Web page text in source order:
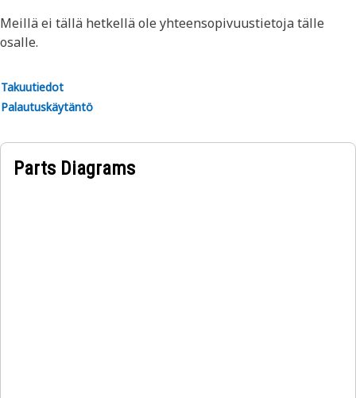
Meillä ei tällä hetkellä ole yhteensopivuustietoja tälle
osalle.
Takuutiedot
Palautuskäytäntö
Parts Diagrams